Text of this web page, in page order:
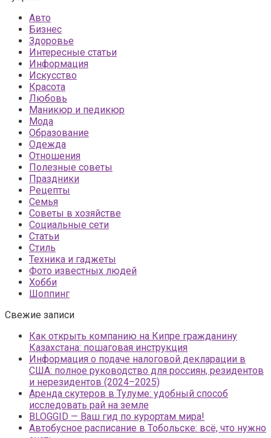
Авто
Бизнес
Здоровье
Интересные статьи
Информация
Искусство
Красота
Любовь
Маникюр и педикюр
Мода
Образование
Одежда
Отношения
Полезные советы
Праздники
Рецепты
Семья
Советы в хозяйстве
Социальные сети
Статьи
Стиль
Техника и гаджеты
Фото известных людей
Хобби
Шоппинг
Свежие записи
Как открыть компанию на Кипре гражданину
Казахстана: пошаговая инструкция
Информация о подаче налоговой декларации в
США: полное руководство для россиян, резидентов
и нерезидентов (2024–2025)
Аренда скутеров в Тулуме: удобный способ
исследовать рай на земле
BLOGGID — Ваш гид по курортам мира!
Автобусное расписание в Тобольске: всё, что нужно